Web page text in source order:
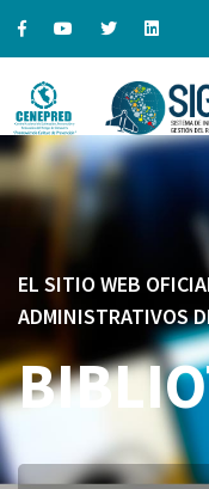
EL SITIO WEB
ADMINISTRATIVOS